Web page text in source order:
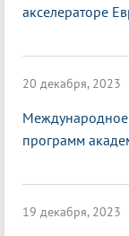
акселераторе
20 декабря, 2023
Международное
программ
19 декабря, 2023